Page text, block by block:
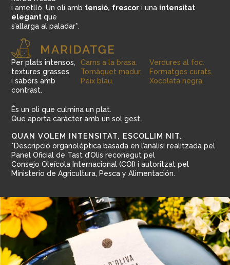
i ametlló. Un oli amb tensió, frescor i una intensitat
elegant que
s’allarga al paladar*.
Per plats intensos,
textures grasses
i sabors amb
contrast.
Carns a la brasa.
Tomàquet madur.
Peix blau.
Verdures al foc.
Formatges curats.
Xocolata negra.
És un oli que culmina un plat.
Que aporta caràcter amb un sol gest.
QUAN VOLEM INTENSITAT, ESCOLLIM NIT.
*Descripció organolèptica basada en l’anàlisi realitzada pel
Panel Oficial de Tast d’Olis reconegut pel
Consejo Oleícola Internacional (COI) i autoritzat pel
Ministerio de Agricultura, Pesca y Alimentación.